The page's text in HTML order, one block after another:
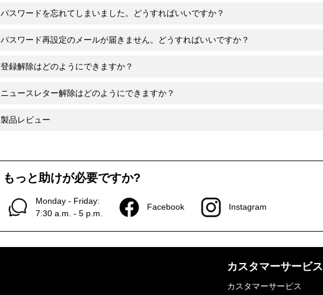
パスワードを忘れてしまいました。どうすればいいですか？
パスワード再設定のメールが届きません。どうすればいいですか？
登録解除はどのようにできますか？
ニュースレター解除はどのようにできますか？
製品レビュー
もっと助けが必要ですか?
Monday - Friday:
7:30 a.m. - 5 p.m.
Facebook Instagram
カスタマーサービス
カスタマーサービス